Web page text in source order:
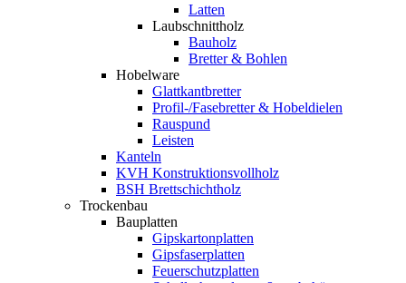
Latten
Laubschnittholz
Bauholz
Bretter & Bohlen
Hobelware
Glattkantbretter
Profil-/Fasebretter & Hobeldielen
Rauspund
Leisten
Kanteln
KVH Konstruktionsvollholz
BSH Brettschichtholz
Trockenbau
Bauplatten
Gipskartonplatten
Gipsfaserplatten
Feuerschutzplatten